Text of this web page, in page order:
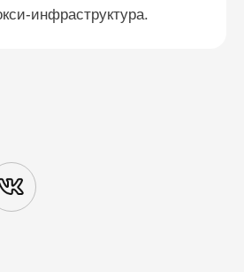
инфраструктура.